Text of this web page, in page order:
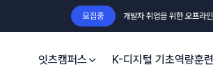
모집중 개발자 취업을 위한 오프라
잇츠캠퍼스 K-디지털 기초역량훈련